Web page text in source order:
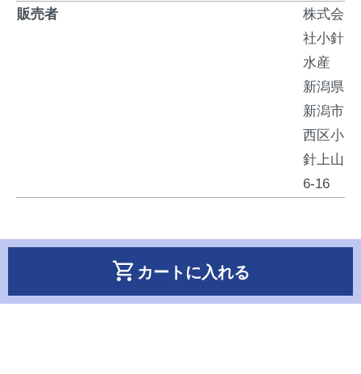
販売者
株式会
社小針
水産
新潟県
新潟市
西区小
針上山
6-16
shopping_cart カートに入れる